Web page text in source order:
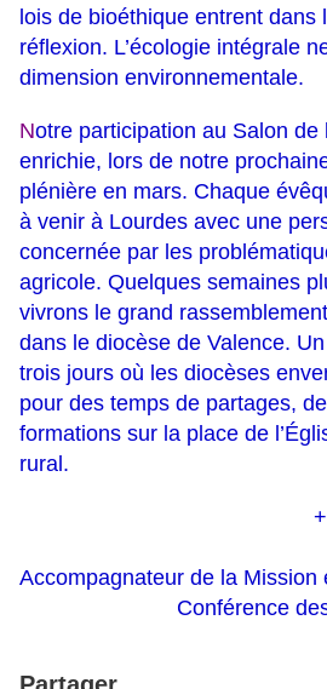
lois de bioéthique entrent dans
réflexion. L’écologie intégrale
dimension environnementale.
Notre participation au Salon de
enrichie, lors de notre
plénière en mars. Chaque
à venir à Lourdes avec une
concernée par les
agricole. Quelques semaines
vivrons le grand rassemblement
dans le diocèse de Valence.
trois jours où les diocèses
pour des temps de partages,
formations sur la place de
rural.
Accompagnateur de la Mission
Conférence